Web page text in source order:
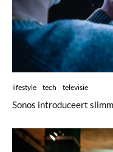
lifestyle tech televisie
Sonos introduceert